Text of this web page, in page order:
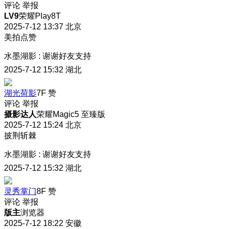
评论 举报
LV9荣耀Play8T
2025-7-12 13:37 北京
美拍点赞
水墨湖影 : 谢谢好友支持
2025-7-12 15:32 湖北
湖光荷影7F 赞
评论 举报
摄影达人荣耀Magic5 至臻版
2025-7-12 15:24 北京
披荆斩棘
水墨湖影 : 谢谢好友支持
2025-7-12 15:32 湖北
灵秀掌门8F 赞
评论 举报
版主浏览器
2025-7-12 18:22 安徽